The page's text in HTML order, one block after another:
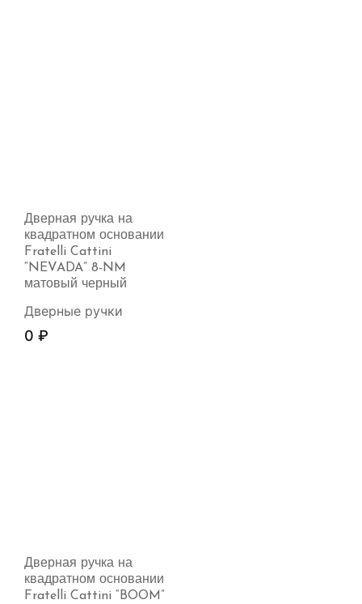
Дверная ручка на
квадратном основании
Fratelli Cattini
“NEVADA” 8-NM
матовый черный
Дверные ручки
0 ₽
Дверная ручка на
квадратном основании
Fratelli Cattini “BOOM”